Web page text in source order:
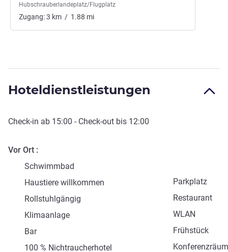
Hubschrauberlandeplatz/Flugplatz
Zugang:3 km / 1.88 mi
Hoteldienstleistungen
Check-in ab 15:00 - Check-out bis 12:00
Vor Ort
Schwimmbad
Parkplatz
Haustiere willkommen
Restaurant
Rollstuhlgängig
WLAN
Klimaanlage
Frühstück
Bar
100 % Nichtraucherhotel